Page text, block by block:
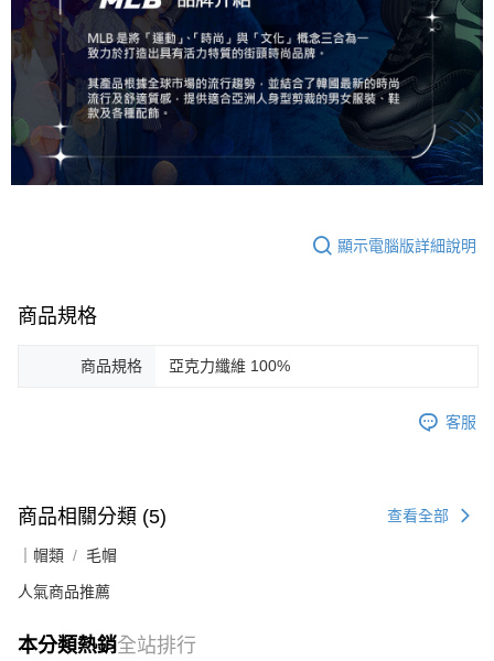
顯示電腦版詳細說明
商品規格
商品規格 亞克力纖維 100%
客服
商品相關分類 (5) 查看全部
｜帽類 毛帽
人氣商品推薦
本分類熱銷全站排行